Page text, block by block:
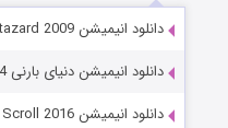
دانلود انیمیشن Arthur and the Revenge of Maltazard 2009
دانلود انیمیشن دنیای بارنی Barney’s World 2024
دانلود انیمیشن Kung Fu Panda: Secrets of the Scroll 2016